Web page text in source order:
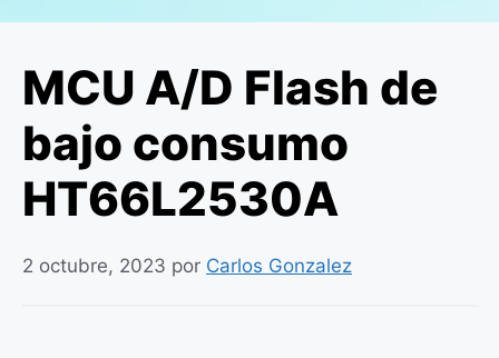
MCU A/D Flash de
bajo consumo
HT66L2530A
2 octubre, 2023 por Carlos Gonzalez